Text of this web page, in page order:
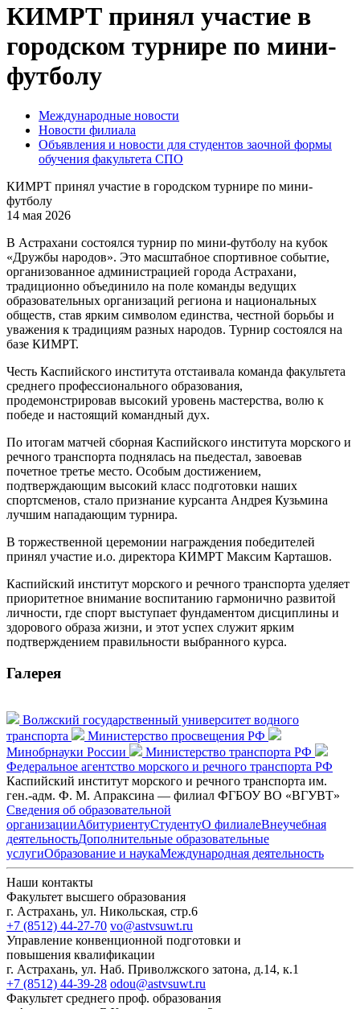
КИМРТ принял участие в
городском турнире по мини-
футболу
Международные новости
Новости филиала
Объявления и новости для студентов заочной формы
обучения факультета СПО
КИМРТ принял участие в городском турнире по мини-
футболу
14 мая 2026
В Астрахани состоялся турнир по мини-футболу на кубок
«Дружбы народов». Это масштабное спортивное событие,
организованное администрацией города Астрахани,
традиционно объединило на поле команды ведущих
образовательных организаций региона и национальных
обществ, став ярким символом единства, честной борьбы и
уважения к традициям разных народов. Турнир состоялся на
базе КИМРТ.
Честь Каспийского института отстаивала команда факультета
среднего профессионального образования,
продемонстрировав высокий уровень мастерства, волю к
победе и настоящий командный дух.
По итогам матчей сборная Каспийского института морского и
речного транспорта поднялась на пьедестал, завоевав
почетное третье место. Особым достижением,
подтверждающим высокий класс подготовки наших
спортсменов, стало признание курсанта Андрея Кузьмина
лучшим нападающим турнира.
В торжественной церемонии награждения победителей
принял участие и.о. директора КИМРТ Максим Карташов.
Каспийский институт морского и речного транспорта уделяет
приоритетное внимание воспитанию гармонично развитой
личности, где спорт выступает фундаментом дисциплины и
здорового образа жизни, и этот успех служит ярким
подтверждением правильности выбранного курса.
Галерея
Волжский государственный университет водного
транспорта
Министерство просвещения РФ
Минобрнауки России
Министерство транспорта РФ
Федеральное агентство морского и речного транспорта РФ
Каспийский институт морского и речного транспорта им.
ген.-адм. Ф. М. Апраксина — филиал ФГБОУ ВО «ВГУВТ»
Сведения об образовательной
организацииАбитуриентуСтудентуО филиалеВнеучебная
деятельностьДополнительные образовательные
услугиОбразование и наукаМеждународная деятельность
Наши контакты
Факультет высшего образования
г. Астрахань, ул. Никольская, стр.6
+7 (8512) 44-27-70 vo@astvsuwt.ru
Управление конвенционной подготовки и
повышения квалификации
г. Астрахань, ул. Наб. Приволжского затона, д.14, к.1
+7 (8512) 44-39-28 odou@astvsuwt.ru
Факультет среднего проф. образования